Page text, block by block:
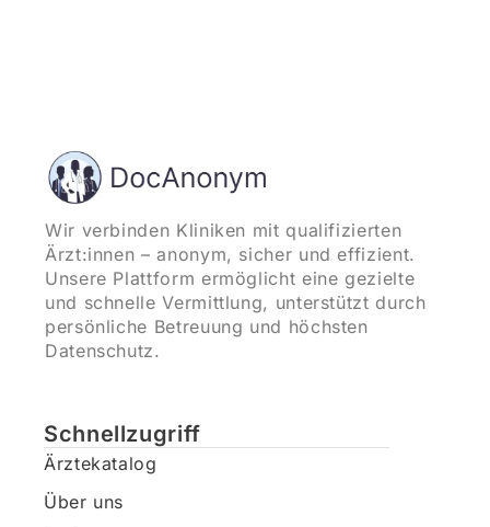
Wir verbinden Kliniken mit qualifizierten
Ärzt:innen – anonym, sicher und effizient.
Unsere Plattform ermöglicht eine gezielte
und schnelle Vermittlung, unterstützt durch
persönliche Betreuung und höchsten
Datenschutz.
Schnellzugriff
Ärztekatalog
Über uns